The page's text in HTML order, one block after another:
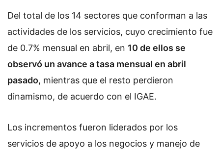
Del total de los 14 sectores que conforman a las
actividades de los servicios, cuyo crecimiento fue
de 0.7% mensual en abril, en 10 de ellos se
observó un avance a tasa mensual en abril
pasado, mientras que el resto perdieron
dinamismo, de acuerdo con el IGAE.
Los incrementos fueron liderados por los
servicios de apoyo a los negocios y manejo de